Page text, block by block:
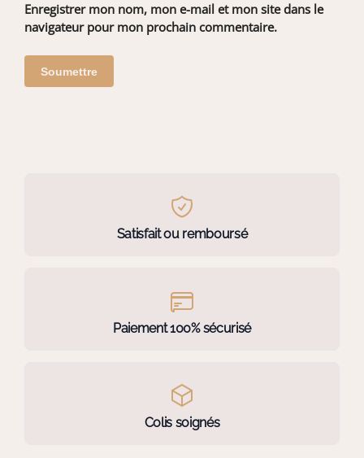
Enregistrer mon nom, mon e-mail et mon site dans le
navigateur pour mon prochain commentaire.
Satisfait ou remboursé
Paiement 100% sécurisé
Colis soignés